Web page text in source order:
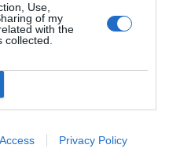
Use,
of my
with the
Privacy Policy